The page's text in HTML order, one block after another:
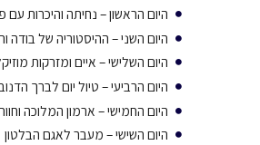
היום הראשון – נחיתה והיכרות עם
היום השני – ההיסטוריה של בודה
היום השלישי – איים ומזרקות
היום הרביעי – טיול יום לברך
היום החמישי – ארמון המלוכה
היום השישי – מעבר לאגם הבלטון